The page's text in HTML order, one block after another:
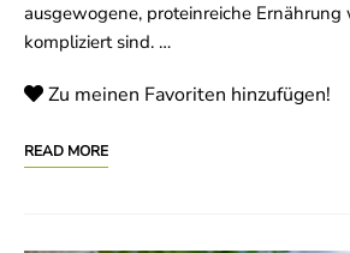
ausgewogene, proteinreiche Ernährung
kompliziert sind. …
Zu meinen Favoriten hinzufügen!
READ MORE